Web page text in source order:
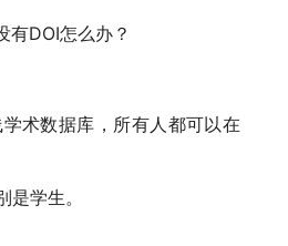
有DOI怎么办？
术数据库，所有人都可以在
学生。